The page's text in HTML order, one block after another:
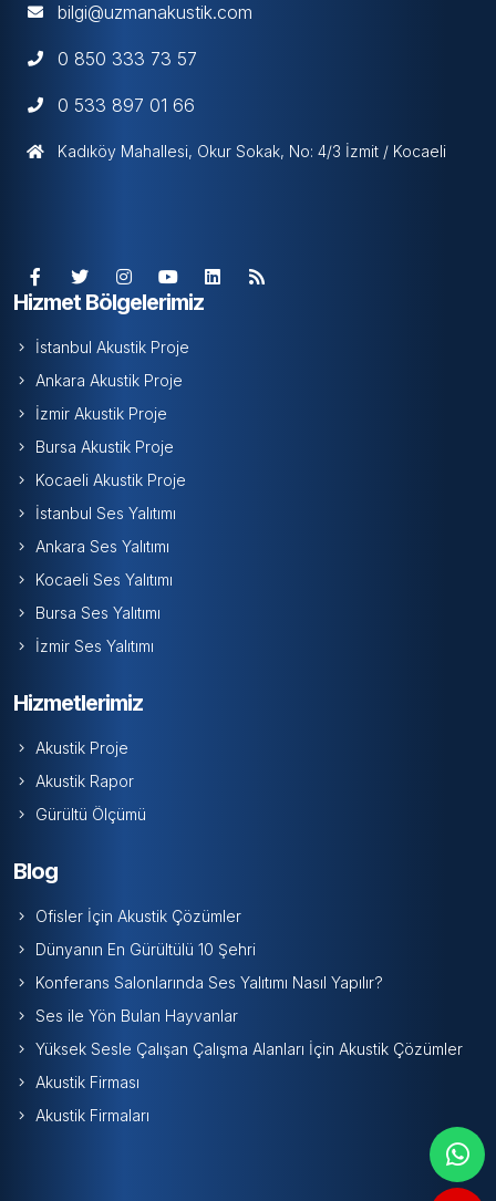
bilgi@uzmanakustik.com
0 850 333 73 57
0 533 897 01 66
Kadıköy Mahallesi, Okur Sokak, No: 4/3 İzmit / Kocaeli
Hizmet Bölgelerimiz
İstanbul Akustik Proje
Ankara Akustik Proje
İzmir Akustik Proje
Bursa Akustik Proje
Kocaeli Akustik Proje
İstanbul Ses Yalıtımı
Ankara Ses Yalıtımı
Kocaeli Ses Yalıtımı
Bursa Ses Yalıtımı
İzmir Ses Yalıtımı
Hizmetlerimiz
Akustik Proje
Akustik Rapor
Gürültü Ölçümü
Blog
Ofisler İçin Akustik Çözümler
Dünyanın En Gürültülü 10 Şehri
Konferans Salonlarında Ses Yalıtımı Nasıl Yapılır?
Ses ile Yön Bulan Hayvanlar
Yüksek Sesle Çalışan Çalışma Alanları İçin Akustik Çözümler
Akustik Firması
Akustik Firmaları